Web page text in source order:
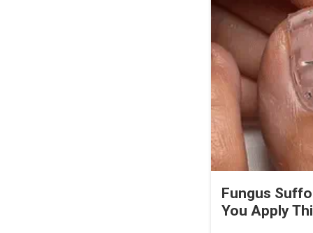
Fungus
You Apply